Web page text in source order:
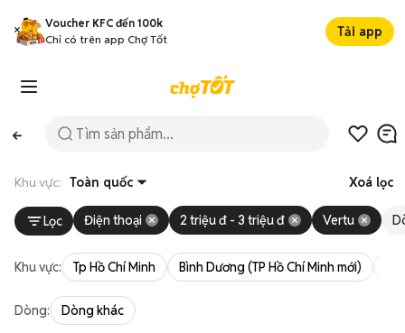
Voucher KFC đến 100k
Chỉ có trên app Chợ Tốt
Tải app
Khu vực: Toàn quốc Xoá lọc
Lọc Điện thoại 2 triệu đ - 3 triệu đ Vertu
Khu vực: Tp Hồ Chí Minh Bình Dương (TP Hồ Chí Minh mới)
Dòng: Dòng khác